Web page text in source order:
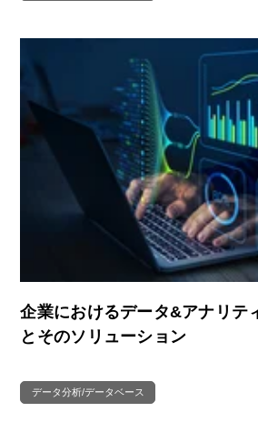
企業におけるデータ&アナリテ
とそのソリューション
データ分析/データベース